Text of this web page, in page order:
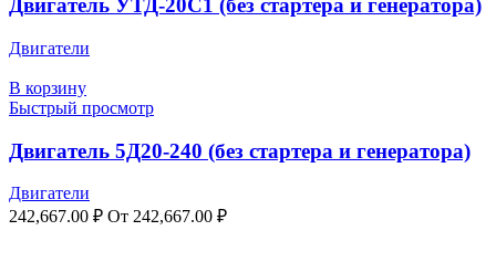
Двигатель УТД-20С1 (без стартера и генератора)
Двигатели
В корзину
Быстрый просмотр
Двигатель 5Д20-240 (без стартера и генератора)
Двигатели
242,667.00 ₽ От 242,667.00 ₽